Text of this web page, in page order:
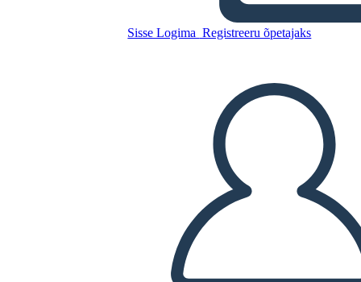
Sisse Logima Registreeru õpetajaks
Kopeerige see süžeeskeemid
ESITA SLAIDIESITLUST
LOE MULLE